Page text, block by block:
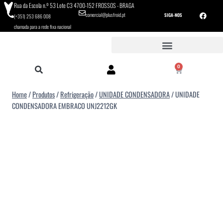
Rua da Escola n.º 53 Lote C3 4700-152 FROSSOS - BRAGA
(+351) 253 686 008
chamada para a rede fixa nacional
comercial@plusfroid.pt SIGA-NOS
0
Home/Produtos/Refrigeração/UNIDADE CONDENSADORA/UNIDADE
CONDENSADORA EMBRACO UNJ2212GK